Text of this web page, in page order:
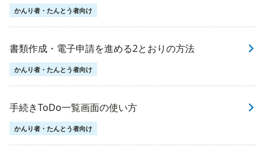
かんり者・たんとう者向け
書類作成・電子申請を進める2とおりの方法
かんり者・たんとう者向け
手続きToDo一覧画面の使い方
かんり者・たんとう者向け